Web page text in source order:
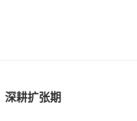
深耕扩张期